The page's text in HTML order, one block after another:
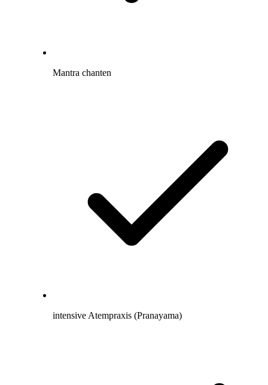
Mantra chanten
intensive Atempraxis (Pranayama)